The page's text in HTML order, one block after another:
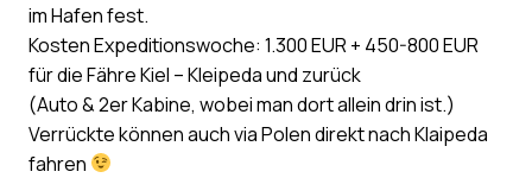
im Hafen fest.
Kosten Expeditionswoche: 1.300 EUR + 450-800 EUR
für die Fähre Kiel – Kleipeda und zurück
(Auto & 2er Kabine, wobei man dort allein drin ist.)
Verrückte können auch via Polen direkt nach Klaipeda
fahren